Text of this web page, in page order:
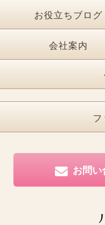
お役立ちブログ
会社案内
フ
お問い